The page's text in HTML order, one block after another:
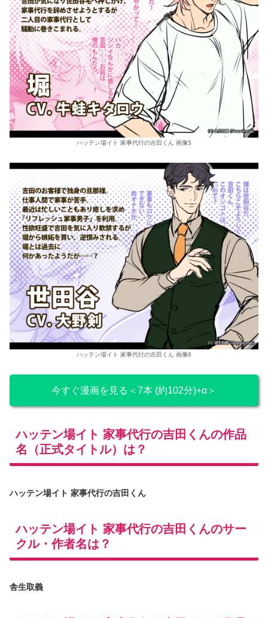
ハッテン場イト 家事代行の吉田くん 画像5
ハッテン場イト 家事代行の吉田くん 画像6
今すぐ漫画を見る＜7本 (約102分)+α＞
ハッテン場イト 家事代行の吉田くんの作品
名（正式タイトル）は？
ハッテン場イト 家事代行の吉田くん
ハッテン場イト 家事代行の吉田くんのサー
クル・作者名は？
舎生取義